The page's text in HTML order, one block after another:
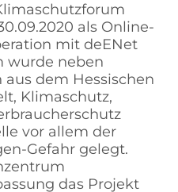
als Online-
mit deENet
wurde neben
dem Hessischen
Klimaschutz,
vor allem der
Gefahr gelegt.
das Projekt